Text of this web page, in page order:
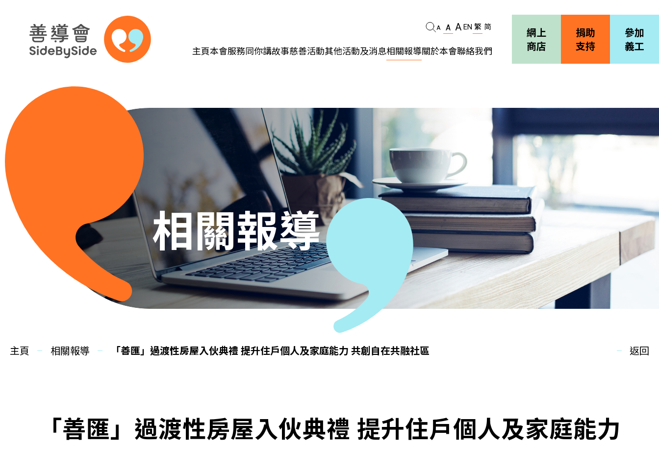
A A A EN 繁 简
主頁本會服務
職能發展
社區教育
多元共融
社區連繫
同你講故事慈善活動其他活動及消息相關報導關於本會聯絡我們
網上
商店
捐助
支持
參加
義工
相關報導
主頁 相關報導 「善匯」過渡性房屋入伙典禮 提升住戶個人及家庭能力 共創自在共融社區 返回
「善匯」過渡性房屋入伙典禮 提升住戶個人及家庭能力